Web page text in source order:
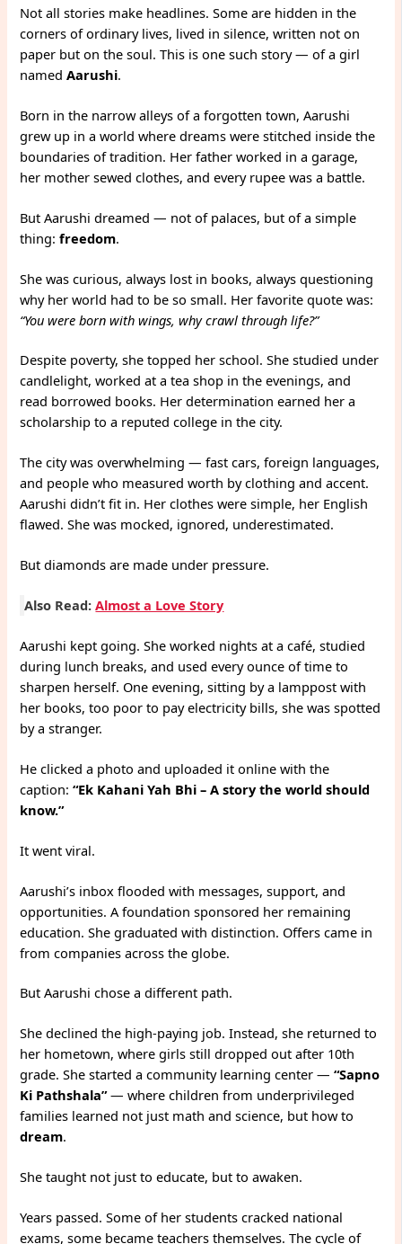
Not all stories make headlines. Some are hidden in the
corners of ordinary lives, lived in silence, written not on
paper but on the soul. This is one such story — of a girl
namedAarushi.
Born in the narrow alleys of a forgotten town, Aarushi
grew up in a world where dreams were stitched inside the
boundaries of tradition. Her father worked in a garage,
her mother sewed clothes, and every rupee was a battle.
But Aarushi dreamed — not of palaces, but of a simple
thing:freedom.
She was curious, always lost in books, always questioning
why her world had to be so small. Her favorite quote was:
“You were born with wings, why crawl through life?”
Despite poverty, she topped her school. She studied under
candlelight, worked at a tea shop in the evenings, and
read borrowed books. Her determination earned her a
scholarship to a reputed college in the city.
The city was overwhelming — fast cars, foreign languages,
and people who measured worth by clothing and accent.
Aarushi didn’t fit in. Her clothes were simple, her English
flawed. She was mocked, ignored, underestimated.
But diamonds are made under pressure.
Also Read:Almost a Love Story
Aarushi kept going. She worked nights at a café, studied
during lunch breaks, and used every ounce of time to
sharpen herself. One evening, sitting by a lamppost with
her books, too poor to pay electricity bills, she was spotted
by a stranger.
He clicked a photo and uploaded it online with the
caption:“Ek Kahani Yah Bhi – A story the world should
know.”
It went viral.
Aarushi’s inbox flooded with messages, support, and
opportunities. A foundation sponsored her remaining
education. She graduated with distinction. Offers came in
from companies across the globe.
But Aarushi chose a different path.
She declined the high-paying job. Instead, she returned to
her hometown, where girls still dropped out after 10th
grade. She started a community learning center —“Sapno
Ki Pathshala”— where children from underprivileged
families learned not just math and science, but how to
dream.
She taught not just to educate, but to awaken.
Years passed. Some of her students cracked national
exams, some became teachers themselves. The cycle of